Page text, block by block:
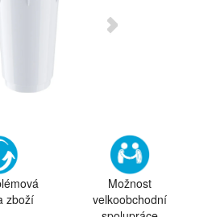
zboží
Možnost
velkoobchodní